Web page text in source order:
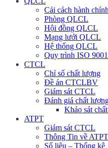
Cải cách hành chính
Phòng QLCL
Hội đồng QLCL
Mạng lưới QLCL
Hệ thống QLCL
Quy trình ISO
CTCL
Chỉ số chất lượng
Đề án CTCLBV
Giám sát CTCL
Đánh giá chất
Khảo sát
ATPT
Giám sát CTCL
Thông Tin về ATPT
Số liệu – Thống kê